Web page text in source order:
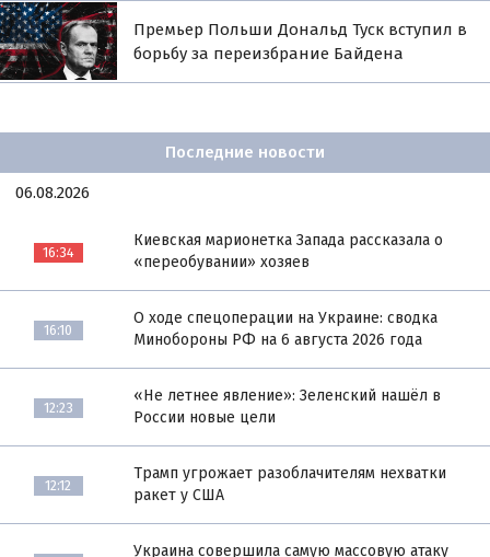
Премьер Польши Дональд Туск вступил в
борьбу за переизбрание Байдена
Последние новости
06.08.2026
16:34
Киевская марионетка Запада рассказала о
«переобувании» хозяев
16:10
О ходе спецоперации на Украине: сводка
Минобороны РФ на 6 августа 2026 года
12:23
«Не летнее явление»: Зеленский нашёл в
России новые цели
12:12
Трамп угрожает разоблачителям нехватки
ракет у США
Украина совершила самую массовую атаку